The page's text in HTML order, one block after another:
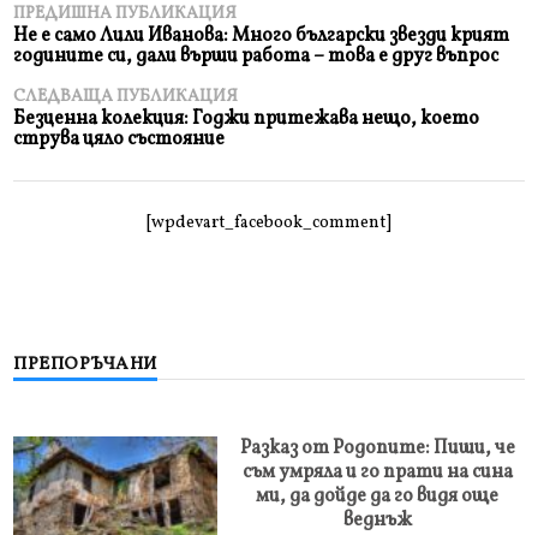
ПРЕДИШНА ПУБЛИКАЦИЯ
Не е само Лили Иванова: Много български звезди крият
годините си, дали върши работа – това е друг въпрос
СЛЕДВАЩА ПУБЛИКАЦИЯ
Безценна колекция: Годжи притежава нещо, което
струва цяло състояние
[wpdevart_facebook_comment]
ПРЕПОРЪЧАНИ
Разказ от Родопите: Пиши, че
съм умряла и го прати на сина
ми, да дойде да го видя още
веднъж